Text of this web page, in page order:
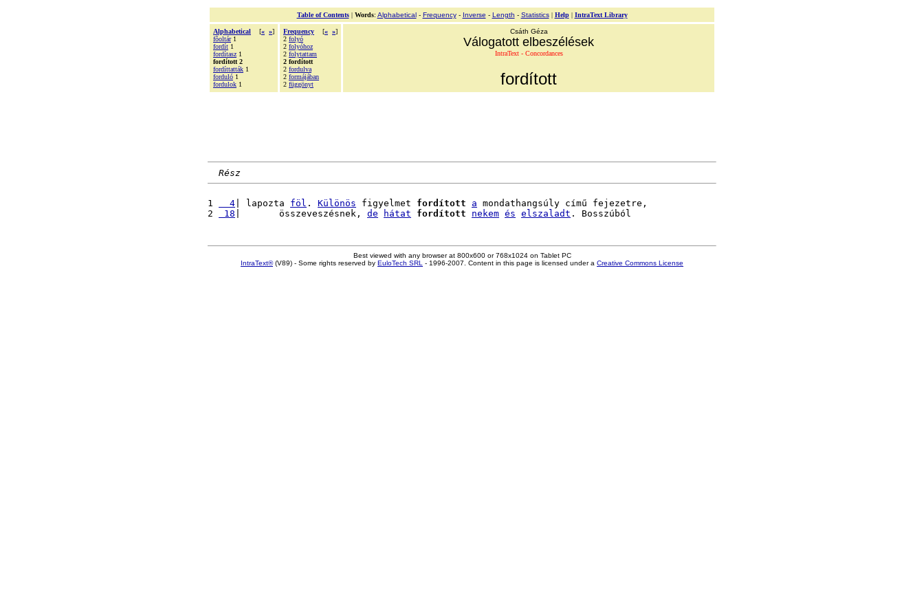
Table of Contents| Words: Alphabetical- Frequency- Inverse - Length - Statistics| Help| IntraText Library
Alphabetical [« »]
fõoltár1
fordít 1
fordítasz 1
fordított 2
fordíttatták 1
forduló 1
fordulok 1
Frequency [« »]
2 folyó
2 folyóhoz
2 folytattam
2 fordított
2 fordulva
2 formájában
2 függönyt
Csáth Géza
Válogatott elbeszélések
IntraText - Concordances
fordított
Rész
1
  4
| lapozta föl . Különös figyelmet fordított a mondathangsúly című fejezetre,
2
18 |       összeveszésnek, de hátat fordított nekem és elszaladt
Best viewed with any browser at 800x600 or 768x1024 on Tablet PC
IntraText®(V89) - Some rights reserved by EuloTech SRL - 1996-2007. Content in this page is licensed under a Creative Commons License